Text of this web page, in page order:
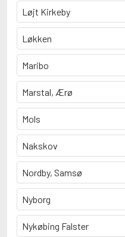
Løjt Kirkeby
Løkken
Maribo
Marstal, Ærø
Mols
Nakskov
Nordby, Samsø
Nyborg
Nykøbing Falster